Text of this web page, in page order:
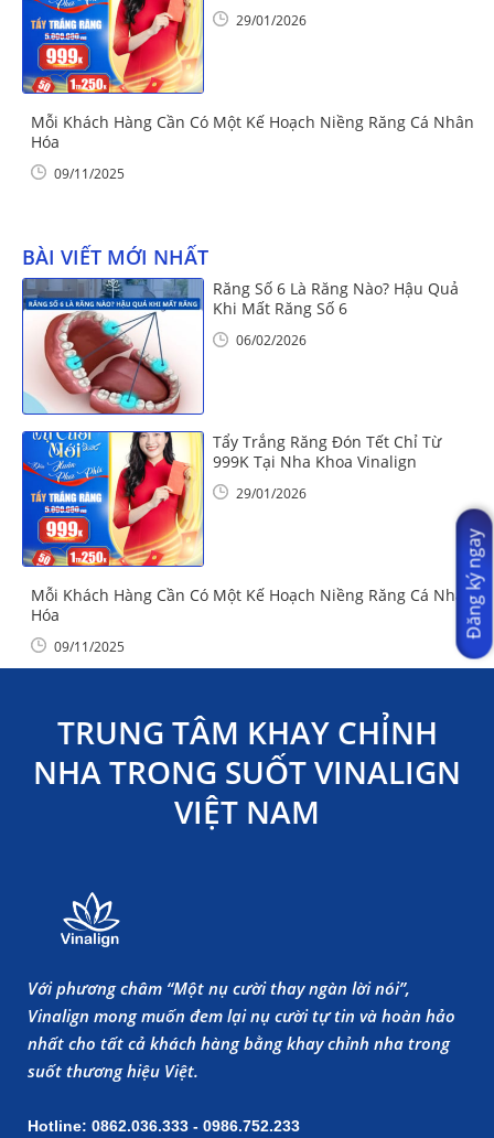
29/01/2026
Mỗi Khách Hàng Cần Có Một Kế Hoạch Niềng Răng Cá Nhân
Hóa
09/11/2025
BÀI VIẾT MỚI NHẤT
Răng Số 6 Là Răng Nào? Hậu Quả
Khi Mất Răng Số 6
06/02/2026
Tẩy Trắng Răng Đón Tết Chỉ Từ
999K Tại Nha Khoa Vinalign
29/01/2026
Mỗi Khách Hàng Cần Có Một Kế Hoạch Niềng Răng Cá Nhân
Hóa
09/11/2025
TRUNG TÂM KHAY CHỈNH
NHA TRONG SUỐT VINALIGN
VIỆT NAM
Với phương châm “Một nụ cười thay ngàn lời nói”,
Vinalign mong muốn đem lại nụ cười tự tin và hoàn hảo
nhất cho tất cả khách hàng bằng khay chỉnh nha trong
suốt thương hiệu Việt.
Hotline: 0862.036.333 - 0986.752.233
Đăng ký ngay